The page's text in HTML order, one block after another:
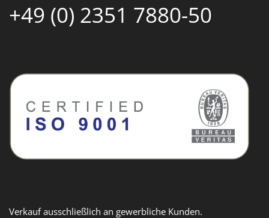
+49 (0) 2351 7880-50
Verkauf ausschließlich an gewerbliche Kunden.